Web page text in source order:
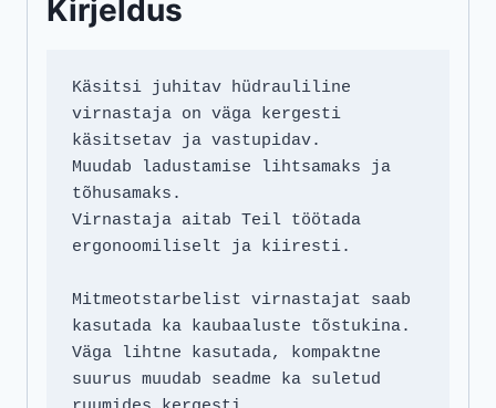
Kirjeldus
Käsitsi juhitav hüdrauliline
virnastaja on väga kergesti
käsitsetav ja vastupidav.
Muudab ladustamise lihtsamaks ja
tõhusamaks.
Virnastaja aitab Teil töötada
ergonoomiliselt ja kiiresti.
Mitmeotstarbelist virnastajat saab
kasutada ka kaubaaluste tõstukina.
Väga lihtne kasutada, kompaktne
suurus muudab seadme ka suletud